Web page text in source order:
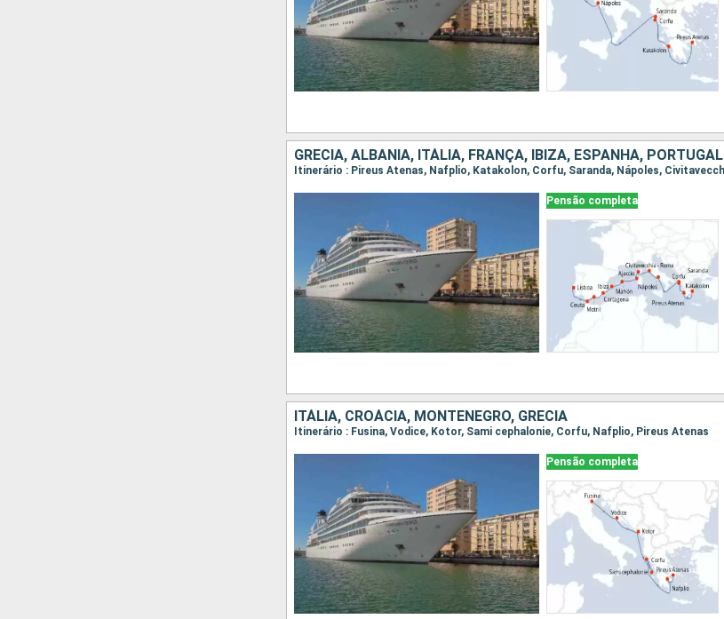
GRÉCIA, ALBÂNIA, ITÁLIA, FRANÇA, IBIZA, ESPANHA, PORTUGAL
Pensão completa
ITÁLIA, CROÁCIA, MONTENEGRO, GRÉCIA
Itinerário : Fusina, Vodice, Kotor, Sami cephalonie, Corfu, Nafplio, Pireus Atenas
Pensão completa